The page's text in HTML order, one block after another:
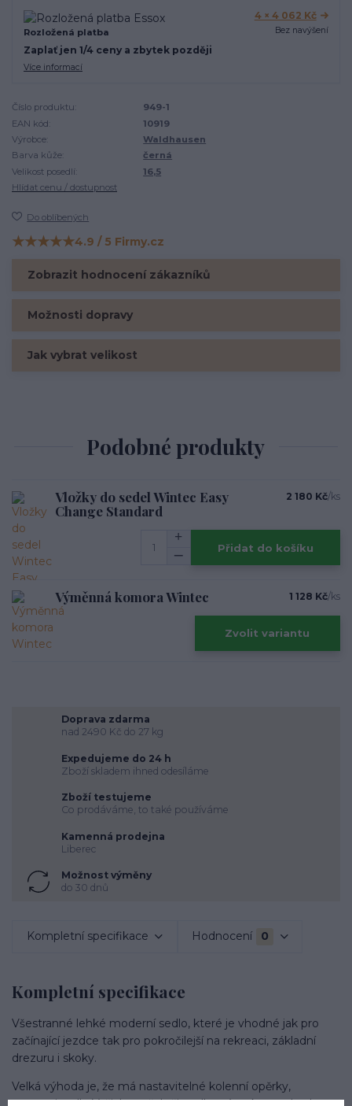
Rozložená platba
4 × 4 062 Kč
Bez navýšení
Zaplať jen 1/4 ceny a zbytek později
Více informací
Číslo produktu:
949-1
EAN kód:
10919
Výrobce:
Waldhausen
Barva kůže:
černá
Velikost posedlí:
16,5
Hlídat cenu / dostupnost
Do oblíbených
Hodnocení na Firmy.cz
★★★★★4.9 / 5 Firmy.cz
Zobrazit hodnocení zákazníků
Možnosti dopravy
Jak vybrat velikost
Podobné produkty
Vložky do sedel Wintec Easy
Change Standard
2 180 Kč/ks
Přidat do košíku
Výměnná komora Wintec 1 128 Kč/ks
Zvolit variantu
Doprava zdarma
nad 2490 Kč do 27 kg
Expedujeme do 24 h
Zboží skladem ihned odesíláme
Zboží testujeme
Co prodáváme, to také používáme
Kamenná prodejna
Liberec
Možnost výměny
do 30 dnů
Kompletní specifikace Hodnocení 0
Kompletní specifikace
Všestranné lehké moderní sedlo, které je vhodné jak pro
začínající jezdce tak pro pokročilejší na rekreaci, základní
drezuru i skoky.
Velká výhoda je, že má nastavitelné kolenní opěrky,